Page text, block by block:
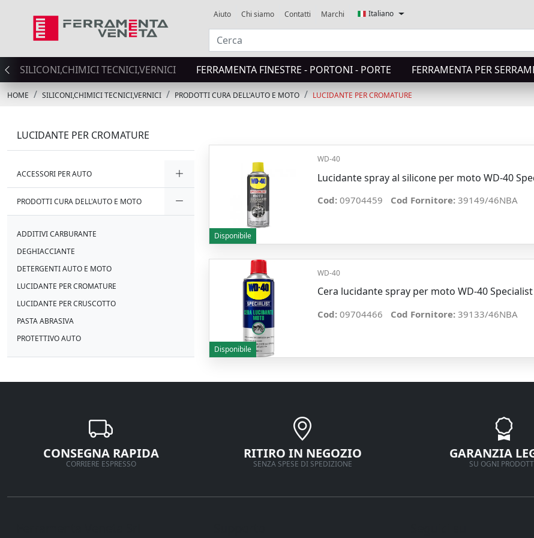
Aiuto Chi siamo Contatti Marchi Italiano
SILICONI,CHIMICI TECNICI,VERNICI FERRAMENTA FINESTRE - PORTONI - PORTE FERRAMENTA PER
HOME SILICONI,CHIMICI TECNICI,VERNICI PRODOTTI CURA DELL'AUTO E MOTO LUCIDANTE PER CROMATURE
LUCIDANTE PER CROMATURE
ACCESSORI PER AUTO
PRODOTTI CURA DELL'AUTO E MOTO
ADDITIVI CARBURANTE
DEGHIACCIANTE
DETERGENTI AUTO E MOTO
LUCIDANTE PER CROMATURE
LUCIDANTE PER CRUSCOTTO
PASTA ABRASIVA
PROTETTIVO AUTO
Disponibile
WD-40
Lucidante spray al silicone per moto WD-40
Cod: 09704459 Cod Fornitore: 39149/46NBA
Disponibile
WD-40
Cera lucidante spray per moto WD-40
Cod: 09704466 Cod Fornitore: 39133/46NBA
CONSEGNA RAPIDA
CORRIERE ESPRESSO
RITIRO IN NEGOZIO
SENZA SPESE DI SPEDIZIONE
GARANZIA
SU OGNI